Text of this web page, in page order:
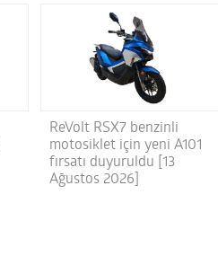
ReVolt RSX7 benzinli
motosiklet için yeni A101
fırsatı duyuruldu [13
Ağustos 2026]